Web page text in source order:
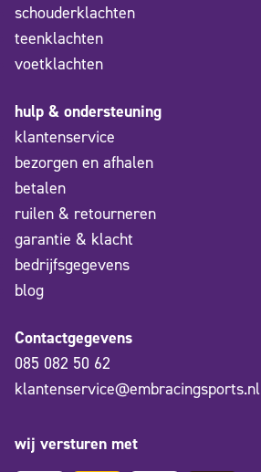
schouderklachten
teenklachten
voetklachten
hulp & ondersteuning
klantenservice
bezorgen en afhalen
betalen
ruilen & retourneren
garantie & klacht
bedrijfsgegevens
blog
Contactgegevens
085 082 50 62
klantenservice@embracingsports.nl
wij versturen met